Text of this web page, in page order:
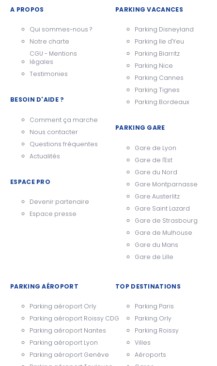
A PROPOS
Qui sommes-nous ?
Notre charte
CGU - Mentions
légales
Testimonies
BESOIN D'AIDE ?
Comment ça marche
Nous contacter
Questions fréquentes
Actualités
ESPACE PRO
Devenir partenaire
Espace presse
PARKING VACANCES
Parking Disneyland
Parking Ile d'Yeu
Parking Biarritz
Parking Nice
Parking Cannes
Parking Tignes
Parking Bordeaux
PARKING GARE
Gare de Lyon
Gare de l'Est
Gare du Nord
Gare Montparnasse
Gare Austerlitz
Gare Saint Lazard
Gare de Strasbourg
Gare de Mulhouse
Gare du Mans
Gare de Lille
PARKING AÉROPORT
Parking aéroport Orly
Parking aéroport Roissy CDG
Parking aéroport Nantes
Parking aéroport Lyon
Parking aéroport Genève
TOP DESTINATIONS
Parking Paris
Parking Orly
Parking Roissy
Villes
Aéroports